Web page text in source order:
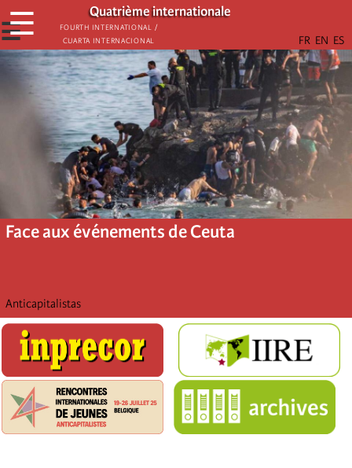
Aller
au
contenu
principal
Quatrième internationale
Fourth International /
Cuarta Internacional
☰
☰
Face aux événements de Ceuta
Anticapitalistas